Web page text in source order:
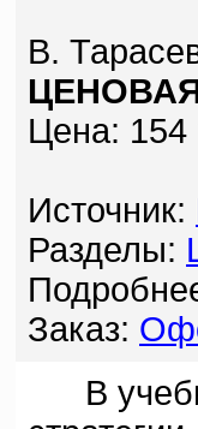
В.
Цена: 154
Источник:
Разделы:
Заказ:
В